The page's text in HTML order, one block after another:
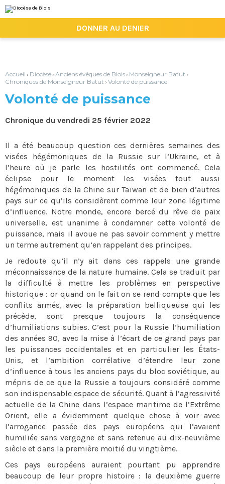
au
contenu.
la
personnels
DONNER AU DENIER
Accueil › Diocèse› Anciens évêques de Blois› Monseigneur Batut ›
Chroniques de Monseigneur Batut › Volonté de puissance
Volonté de puissance
Chronique du vendredi 25 février 2022
Il a été beaucoup question ces dernières semaines des
visées hégémoniques de la Russie sur l’Ukraine, et à
l’heure où je parle les hostilités ont commencé. Cela
éclipse pour le moment les visées tout aussi
hégémoniques de la Chine sur Taïwan et de bien d’autres
pays sur ce qu’ils considèrent comme leur zone légitime
d’influence. Notre monde, encore bercé du rêve de paix
universelle, est unanime à condamner cette volonté de
puissance, mais il avoue ne pas savoir comment y mettre
un terme autrement qu’en rappelant des principes.
Je redoute qu’il n’y ait dans ces rappels une grande
méconnaissance de la nature humaine. Cela se traduit par
la difficulté à mettre les problèmes en perspective
historique : or quand on le fait on se rend compte que les
conflits armés, avec la préparation belliqueuse qui les
précède, sont presque toujours la conséquence
d’humiliations subies. C’est pour la Russie l’humiliation
des années 90, avec la mise à l’écart de ce grand pays par
les puissances occidentales et en particulier les États-
Unis, et l’ambition corrélative d’étendre leur zone
d’influence à tous les anciens pays du bloc soviétique, au
mépris de ce que la Russie a toujours considéré comme
son indispensable espace de sécurité. Quant à l’agressivité
actuelle de la Chine dans l’espace maritime de l’Extrême
Orient, elle a évidemment quelque chose à voir avec
l’arrogance passée des pays européens qui l’avaient
humiliée sans vergogne et sans retenue au dix-neuvième
siècle et dans la première moitié du vingtième.
Ces pays européens auraient pourtant pu apprendre
beaucoup de leur propre histoire : la deuxième guerre